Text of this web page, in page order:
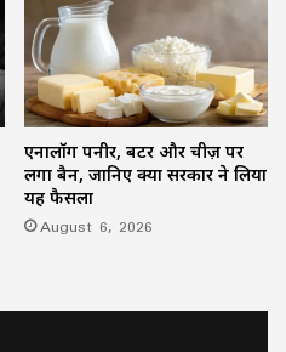
एनालॉग पनीर, बटर और चीज़ पर
लगा बैन, जानिए क्यों सरकार ने लिया
यह फैसला
August 6, 2026